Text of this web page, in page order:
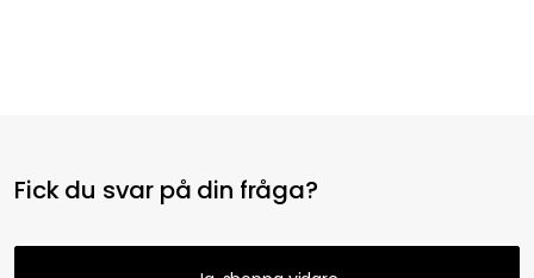
Fick du svar på din fråga?